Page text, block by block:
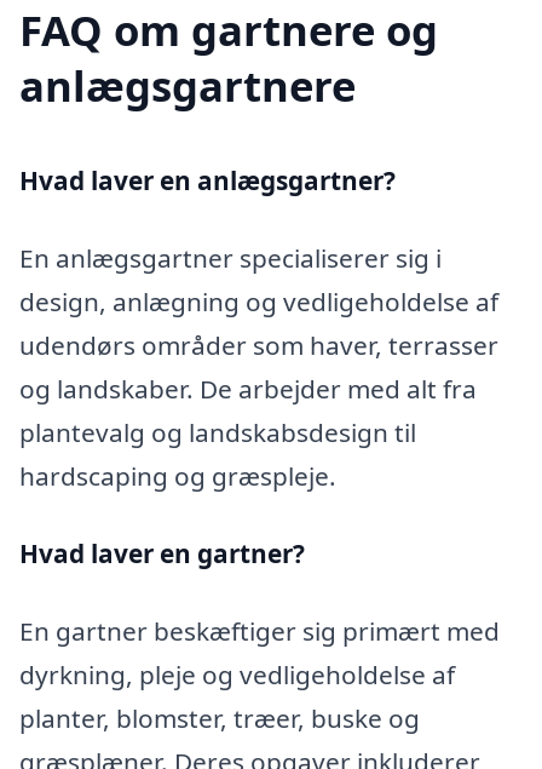
FAQ om gartnere og
anlægsgartnere
Hvad laver en anlægsgartner?
En anlægsgartner specialiserer sig i
design, anlægning og vedligeholdelse af
udendørs områder som haver, terrasser
og landskaber. De arbejder med alt fra
plantevalg og landskabsdesign til
hardscaping og græspleje.
Hvad laver en gartner?
En gartner beskæftiger sig primært med
dyrkning, pleje og vedligeholdelse af
planter, blomster, træer, buske og
græsplæner. Deres opgaver inkluderer